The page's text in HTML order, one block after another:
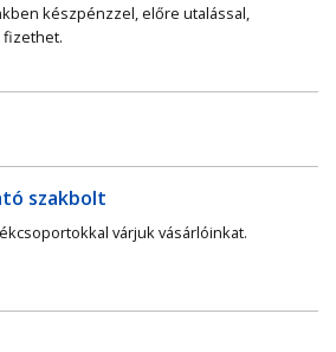
készpénzzel, előre utalással,
is fizethet.
szakbolt
várjuk vásárlóinkat.